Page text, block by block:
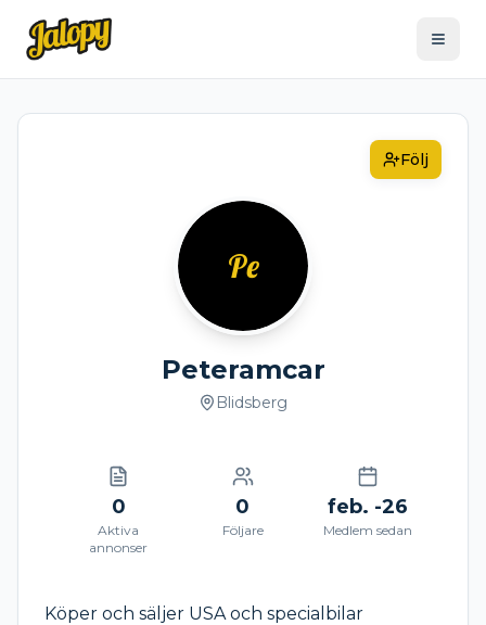
Följ
Pe
Peteramcar
Blidsberg
0
Aktiva
annonser
0
Följare
feb. -26
Medlem sedan
Köper och säljer USA och specialbilar